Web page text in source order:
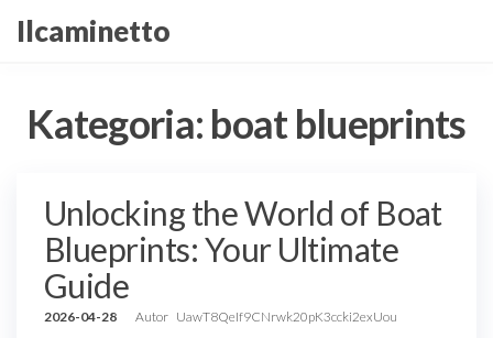
Przejdź
doIlcaminetto
Kategoria: boat blueprints
Unlocking the World of Boat
Blueprints: Your Ultimate
Guide
2026-04-28 Autor UawT8QeIf9CNrwk20pK3ccki2exUou